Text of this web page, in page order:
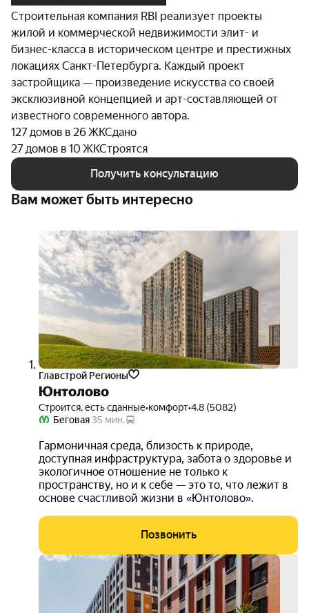
Строительная компания RBI реализует проекты
жилой и коммерческой недвижимости элит- и
бизнес-класса в историческом центре и престижных
локациях Санкт-Петербурга. Каждый проект
застройщика — произведение искусства со своей
эксклюзивной концепцией и арт-составляющей от
известного современного автора.
127 домов в 26 ЖКСдано
27 домов в 10 ЖКСтроятся
Получить консультацию
Вам может быть интересно
Главстрой Регионы
Юнтолово
Строится, есть сданные•комфорт•4.8 (5082)
Беговая35 мин.
Гармоничная среда, близость к природе,
доступная инфраструктура, забота о здоровье и
экологичное отношение не только к
пространству, но и к себе — это то, что лежит в
основе счастливой жизни в «Юнтолово».
Позвонить